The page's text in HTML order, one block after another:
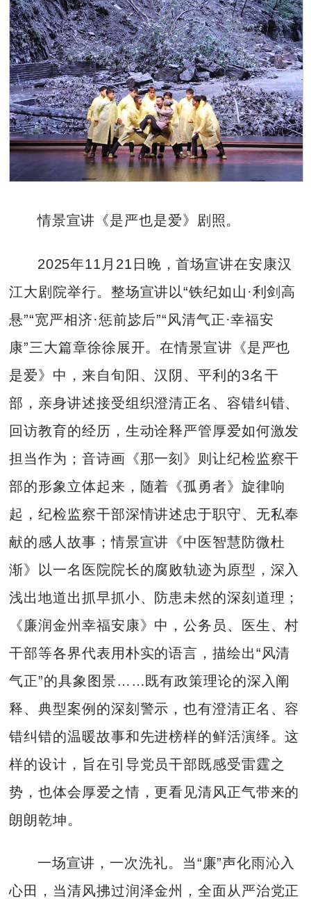
情景宣讲《是严也是爱》剧照。
2025年11月21日晚，首场宣讲在安康汉
江大剧院举行。整场宣讲以“铁纪如山·利剑高
悬”“宽严相济·惩前毖后”“风清气正·幸福安
康”三大篇章徐徐展开。在情景宣讲《是严也
是爱》中，来自旬阳、汉阴、平利的3名干
部，亲身讲述接受组织澄清正名、容错纠错、
回访教育的经历，生动诠释严管厚爱如何激发
担当作为；音诗画《那一刻》则让纪检监察干
部的形象立体起来，随着《孤勇者》旋律响
起，纪检监察干部深情讲述忠于职守、无私奉
献的感人故事；情景宣讲《中医智慧防微杜
渐》以一名医院院长的腐败轨迹为原型，深入
浅出地道出抓早抓小、防患未然的深刻道理；
《廉润金州幸福安康》中，公务员、医生、村
干部等各界代表用朴实的语言，描绘出“风清
气正”的具象图景……既有政策理论的深入阐
释、典型案例的深刻警示，也有澄清正名、容
错纠错的温暖故事和先进榜样的鲜活演绎。这
样的设计，旨在引导党员干部既感受雷霆之
势，也体会厚爱之情，更看见清风正气带来的
朗朗乾坤。
一场宣讲，一次洗礼。当“廉”声化雨沁入
心田，当清风拂过润泽金州，全面从严治党正